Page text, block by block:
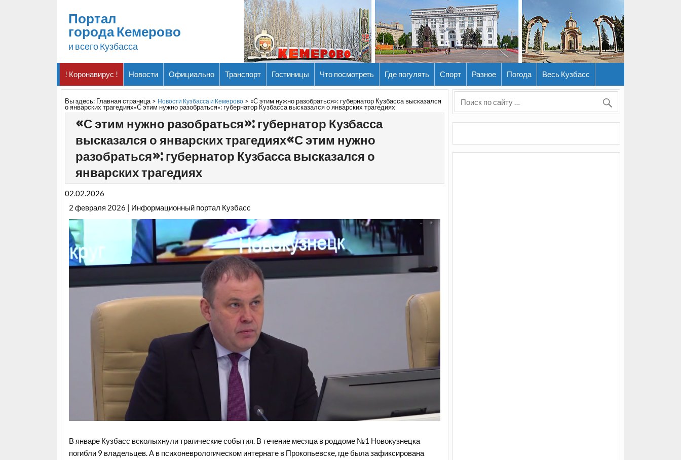
Портал
города Кемерово
и всего Кузбасса
! Коронавирус ! Новости Официально Транспорт Гостиницы Что посмотреть Где погулять Спорт Разное Погода Весь Кузбасс
Вы здесь: Главная страница> Новости Кузбасса и Кемерово > «С этим нужно разобраться»: губернатор Кузбасса высказался
о январских трагедиях«С этим нужно разобраться»: губернатор Кузбасса высказался о январских трагедиях
«С этим нужно разобраться»: губернатор Кузбасса
высказался о январских трагедиях«С этим нужно
разобраться»: губернатор Кузбасса высказался о
январских трагедиях
02.02.2026
2 февраля 2026 | Информационный портал Кузбасс
В январе Кузбасс всколыхнули трагические события. В течение месяца в роддоме №1 Новокузнецка
погибли9 владельцев. А в психоневрологическом интернате в Прокопьевске, где была зафиксирована